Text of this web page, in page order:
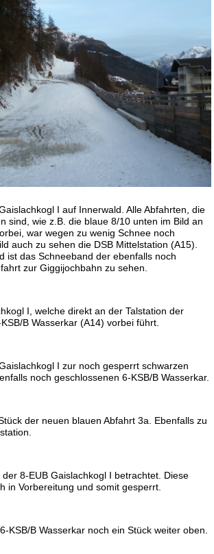
I auf Innerwald. Alle Abfahrten, die
sind, wie z.B. die blaue 8/10 unten im Bild an
war wegen zu wenig Schnee noch
auch zu sehen die DSB Mittelstation (A15).
ist das Schneeband der ebenfalls noch
zur Giggijochbahn zu sehen.
I, welche direkt an der Talstation der
B Wasserkar (A14) vorbei führt.
I zur noch gesperrt schwarzen
noch geschlossenen 6-KSB/B Wasserkar.
der neuen blauen Abfahrt 3a. Ebenfalls zu
8-EUB Gaislachkogl I betrachtet. Diese
in Vorbereitung und somit gesperrt.
KSB/B Wasserkar noch ein Stück weiter oben.